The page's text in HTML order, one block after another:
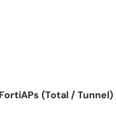
(Total /